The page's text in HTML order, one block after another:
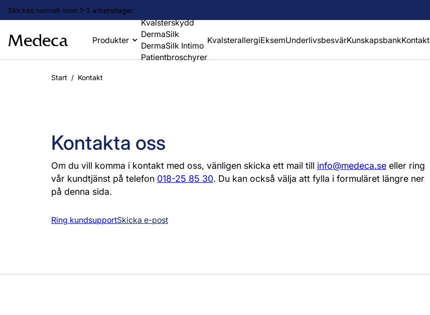
Skickas normalt inom 1-3 arbetsdagar
Produkter
Kvalsterskydd
DermaSilk
DermaSilk Intimo
Patientbroschyrer
KvalsterallergiEksemUnderlivsbesvärKunskapsbankKontakt
Sök
Start / Kontakt
Kontakta oss
Om du vill komma i kontakt med oss, vänligen skicka ett mail till info@medeca.se eller ring
vår kundtjänst på telefon 018-25 85 30. Du kan också välja att fylla i formuläret längre ner
på denna sida.
Ring kundsupportSkicka e-post